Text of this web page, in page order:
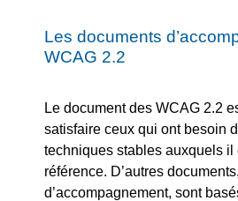
Les documents
WCAG 2.2
Le document des WCAG 2.2
satisfaire ceux qui ont besoin
techniques stables auxquels
référence. D’autres
d’accompagnement, sont